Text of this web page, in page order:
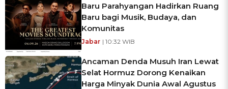
Baru Parahyangan Hadirkan Ruang
Baru bagi Musik, Budaya, dan
Komunitas
Jabar | 10:32 WIB
Ancaman Denda Musuh Iran Lewat
Selat Hormuz Dorong Kenaikan
Harga Minyak Dunia Awal Agustus